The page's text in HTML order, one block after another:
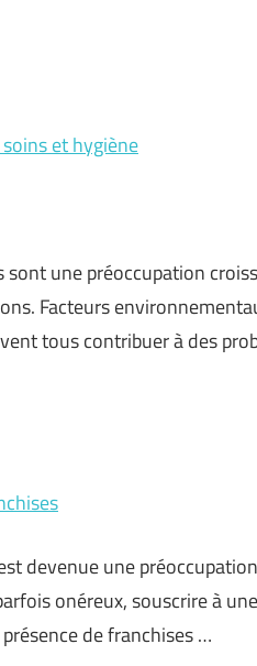
et hygiène
une préoccupation
Facteurs
tous contribuer à des
devenue une
onéreux, souscrire à
de franchises …